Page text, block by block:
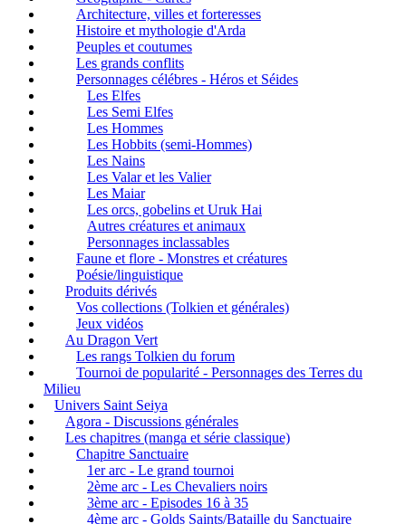
Architecture, villes et forteresses
Histoire et mythologie d'Arda
Peuples et coutumes
Les grands conflits
Personnages célébres - Héros et Séides
Les Elfes
Les Semi Elfes
Les Hommes
Les Hobbits (semi-Hommes)
Les Nains
Les Valar et les Valier
Les Maiar
Les orcs, gobelins et Uruk Hai
Autres créatures et animaux
Personnages inclassables
Faune et flore - Monstres et créatures
Poésie/linguistique
Produits dérivés
Vos collections (Tolkien et générales)
Jeux vidéos
Au Dragon Vert
Les rangs Tolkien du forum
Tournoi de popularité - Personnages des Terres du
Milieu
Univers Saint Seiya
Agora - Discussions générales
Les chapitres (manga et série classique)
Chapitre Sanctuaire
1er arc - Le grand tournoi
2ème arc - Les Chevaliers noirs
3ème arc - Episodes 16 à 35
4ème arc - Golds Saints/Bataille du Sanctuaire